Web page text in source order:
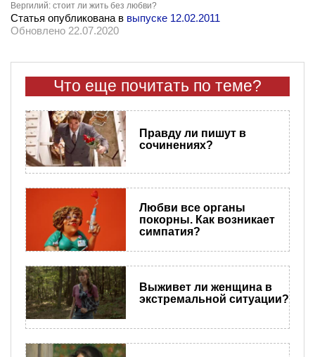
Вергилий: стоит ли жить без любви?
Статья опубликована в выпуске 12.02.2011
Обновлено 22.07.2020
Что еще почитать по теме?
Правду ли пишут в
сочинениях?
Любви все органы
покорны. Как возникает
симпатия?
Выживет ли женщина в
экстремальной ситуации?